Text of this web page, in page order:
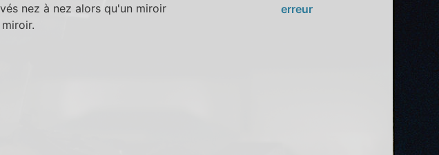
nez à nez alors qu'un miroir
erreur